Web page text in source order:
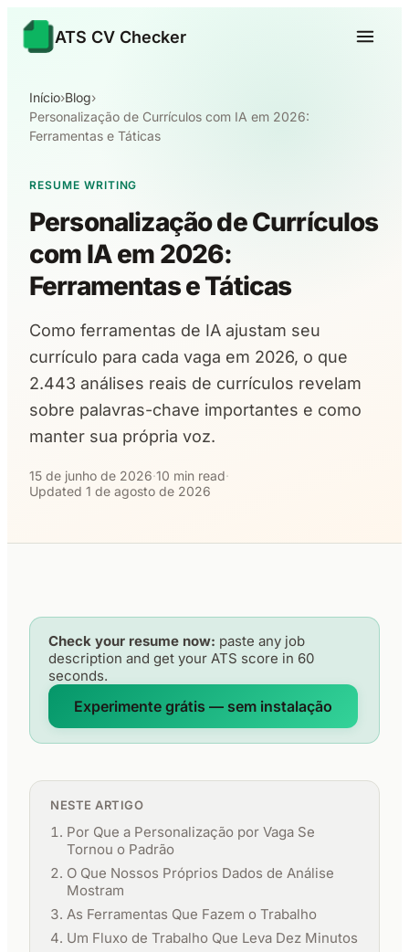
ATS CV Checker
Início›Blog›
Personalização de Currículos com IA em 2026:
Ferramentas e Táticas
RESUME WRITING
Personalização de Currículos
com IA em 2026:
Ferramentas e Táticas
Como ferramentas de IA ajustam seu
currículo para cada vaga em 2026, o que
2.443 análises reais de currículos revelam
sobre palavras-chave importantes e como
manter sua própria voz.
15 de junho de 2026·10 min read·
Updated 1 de agosto de 2026
Check your resume now: paste any job
description and get your ATS score in 60
seconds.
Experimente grátis — sem instalação
NESTE ARTIGO
Por Que a Personalização por Vaga Se
Tornou o Padrão
O Que Nossos Próprios Dados de Análise
Mostram
As Ferramentas Que Fazem o Trabalho
Um Fluxo de Trabalho Que Leva Dez Minutos